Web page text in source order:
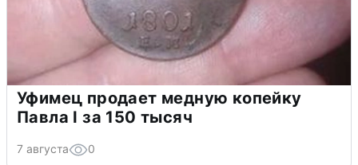
Уфимец продает медную копейку
Павла I за 150 тысяч
7 августа 0